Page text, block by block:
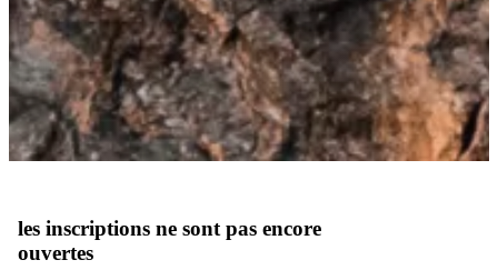
les inscriptions ne sont pas encore
ouvertes